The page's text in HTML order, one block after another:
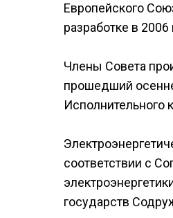
Европейского
разработке в
Члены Совета
прошедший
Исполнительного
соответствии с
государств